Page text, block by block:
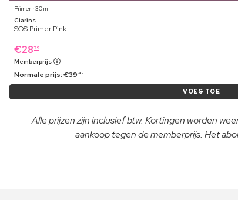
Primer ⋅ 30 ml
Clarins
SOS Primer Pink
€28 79
Memberprijs
Normale prijs:€39 49
VOEG TOE
Alle prijzen zijn inclusief btw. Kortingen worden
aankoop tegen de memberprijs. Het